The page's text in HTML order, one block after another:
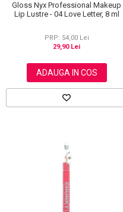
Gloss Nyx Professional Makeup
Lip Lustre - 04 Love Letter, 8 ml
PRP: 54,00 Lei
29,90 Lei
ADAUGA IN COS